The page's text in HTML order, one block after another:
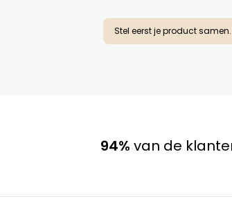
Stel eerst je product samen.
94% van de